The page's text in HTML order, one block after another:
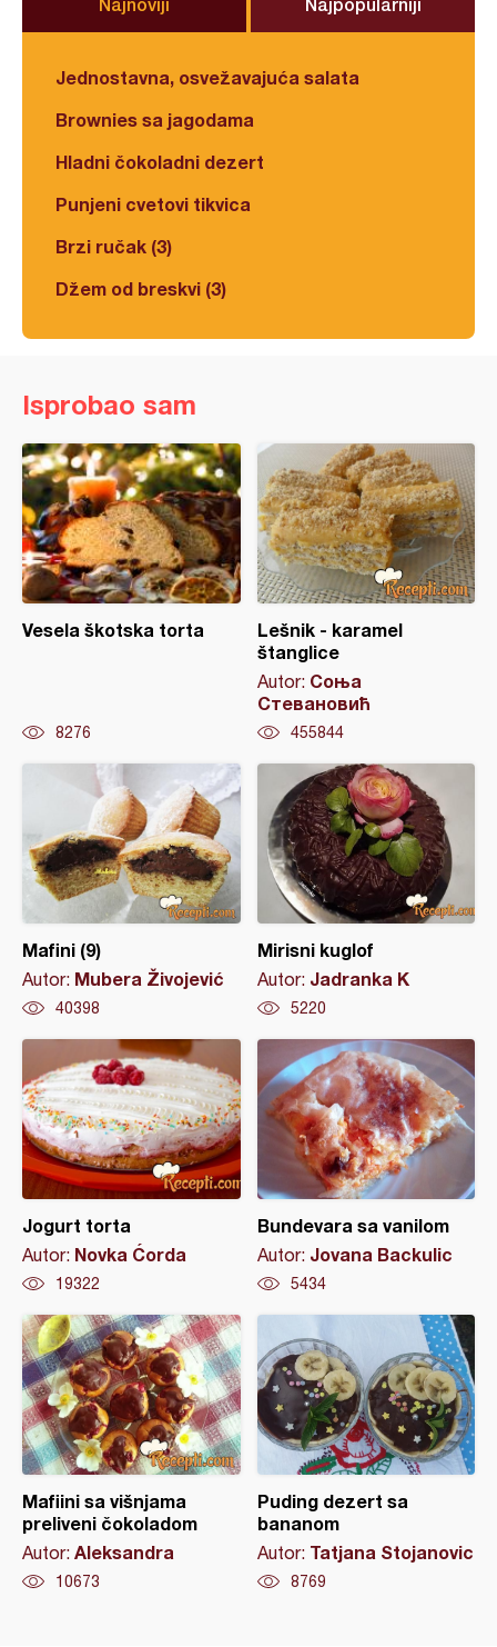
Jednostavna, osvežavajuća salata
Brownies sa jagodama
Hladni čokoladni dezert
Punjeni cvetovi tikvica
Brzi ručak (3)
Džem od breskvi (3)
Isprobao sam
Vesela škotska torta
8276
Lešnik - karamel
štanglice
Autor: Соња
Стевановић
455844
Mafini (9)
Autor: Mubera Živojević
40398
Mirisni kuglof
Autor: Jadranka K
5220
Jogurt torta
Autor: Novka Ćorda
19322
Bundevara sa vanilom
Autor: Jovana Backulic
5434
Mafiini sa višnjama
preliveni čokoladom
Autor: Aleksandra
10673
Puding dezert sa
bananom
Autor: Tatjana Stojanovic
8769